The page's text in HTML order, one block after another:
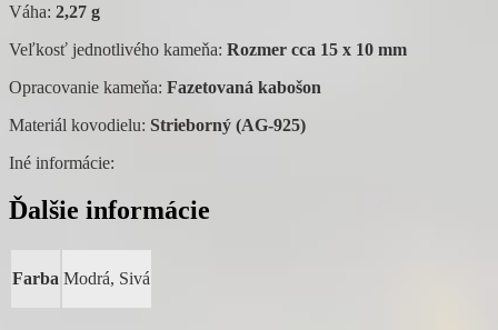
Váha: 2,27 g
Veľkosť jednotlivého kameňa: Rozmer cca 15 x 10 mm
Opracovanie kameňa: Fazetovaná kabošon
Materiál kovodielu: Strieborný (AG-925)
Iné informácie:
Ďalšie informácie
Farba Modrá, Sivá